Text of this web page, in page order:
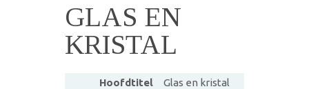
GLAS EN
KRISTAL
Hoofdtitel Glas en kristal